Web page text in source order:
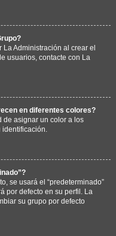
Administración al crear el
usuarios, contacte con La
en diferentes colores?
de asignar un color a los
se usará el “predeterminado”
por defecto en su perfil. La
su grupo por defecto